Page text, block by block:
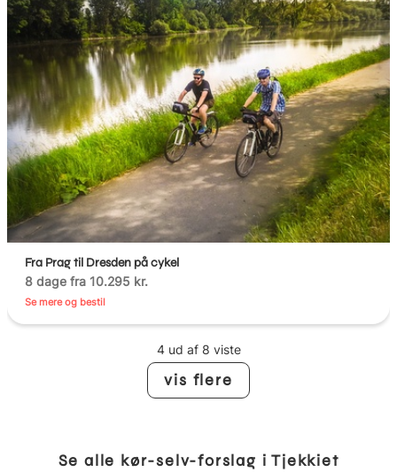
Fra Prag til Dresden på cykel
8 dage fra 10.295 kr.
Se mere og bestil
4 ud af 8 viste
vis flere
Se alle kør-selv-forslag i Tjekkiet